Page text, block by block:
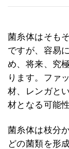
菌糸体はそも
ですが、容易
め、将来、究
ります。ファ
材、レンガと
材となる可能
菌糸体は枝分
どの菌類を形